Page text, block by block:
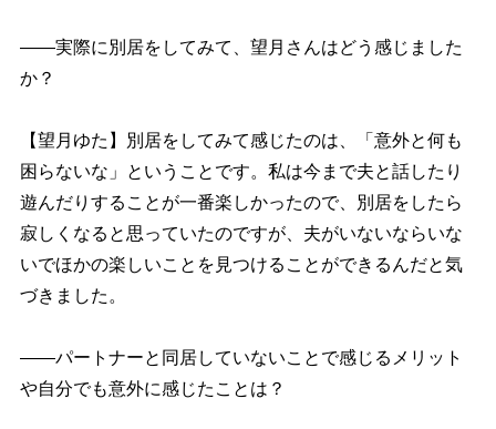
――実際に別居をしてみて、望月さんはどう感じました
か？
【望月ゆた】別居をしてみて感じたのは、「意外と何も
困らないな」ということです。私は今まで夫と話したり
遊んだりすることが一番楽しかったので、別居をしたら
寂しくなると思っていたのですが、夫がいないならいな
いでほかの楽しいことを見つけることができるんだと気
づきました。
――パートナーと同居していないことで感じるメリット
自分でも意外に感じたことは？